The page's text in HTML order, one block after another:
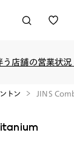
店舗の営業状
トン JINS